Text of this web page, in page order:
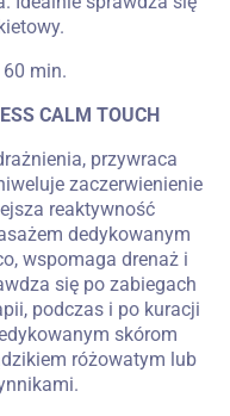
60 min.
CALM TOUCH
przywraca
zaczerwienienie
reaktywność
dedykowanym
wspomaga drenaż i
się po zabiegach
podczas i po kuracji
skórom
różowatym lub